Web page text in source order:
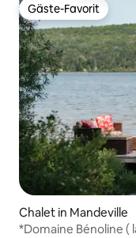
Gäste-Favorit
Gäste-Favorit
Chalet in Mandeville
*Domaine Bénoline (